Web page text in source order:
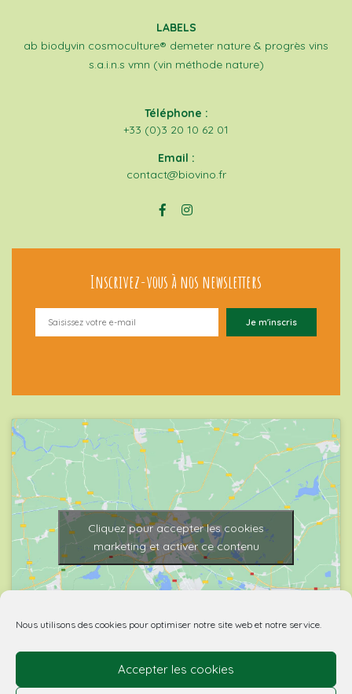
Nous utilisons des cookies pour optimiser notre site web et notre service.
Accepter les cookies
LABELS
ab biodyvin cosmoculture® demeter nature & progrès vins
s.a.i.n.s vmn (vin méthode nature)
Téléphone :
+33 (0)3 20 10 62 01
Email :
contact@biovino.fr
Inscrivez-vous à nos newsletters
Cliquez pour accepter les cookies
marketing et activer ce contenu
© 2026 Biovino | made with by Agence Spritz.